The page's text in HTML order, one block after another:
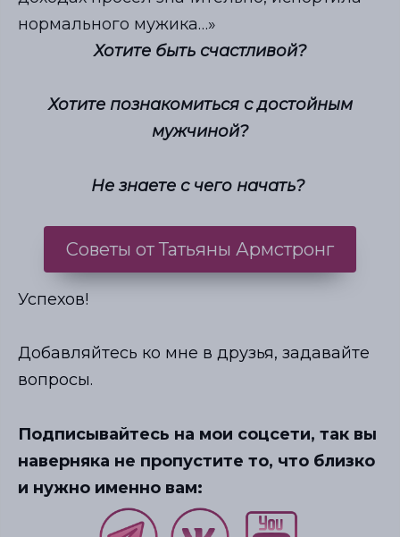
нормального мужика…»
Хотите быть счастливой?
Хотите познакомиться с достойным
мужчиной?
Не знаете с чего начать?
Советы от Татьяны Армстронг
Успехов!
Добавляйтесь ко мне в друзья, задавайте
вопросы.
Подписывайтесь на мои соцсети, так вы
наверняка не пропустите то, что близко
и нужно именно вам: